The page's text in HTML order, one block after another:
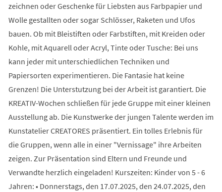
zeichnen oder Geschenke für Liebsten aus Farbpapier und
Wolle gestallten oder sogar Schlösser, Raketen und Ufos
bauen. Ob mit Bleistiften oder Farbstiften, mit Kreiden oder
Kohle, mit Aquarell oder Acryl, Tinte oder Tusche: Bei uns
kann jeder mit unterschiedlichen Techniken und
Papiersorten experimentieren. Die Fantasie hat keine
Grenzen! Die Unterstutzung bei der Arbeit ist garantiert. Die
KREATIV-Wochen schließen für jede Gruppe mit einer kleinen
Ausstellung ab. Die Kunstwerke der jungen Talente werden im
Kunstatelier CREATORES präsentiert. Ein tolles Erlebnis für
die Gruppen, wenn alle in einer "Vernissage" ihre Arbeiten
zeigen. Zur Präsentation sind Eltern und Freunde und
Verwandte herzlich eingeladen! Kurszeiten: Kinder von 5 - 6
Jahren: • Donnerstags, den 17.07.2025, den 24.07.2025, den